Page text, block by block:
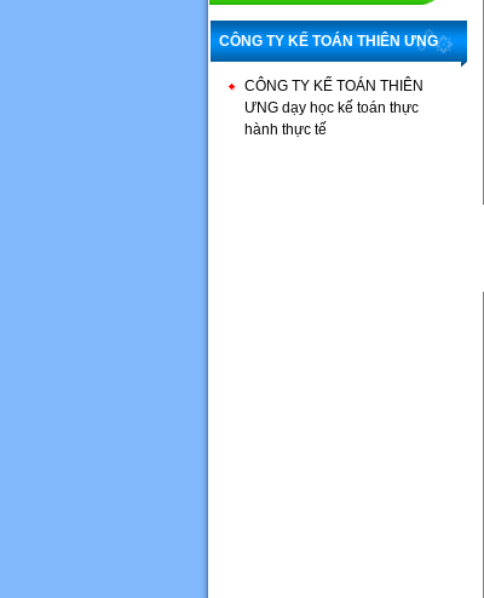
CÔNG TY KẾ TOÁN THIÊN ƯNG
CÔNG TY KẾ TOÁN THIÊN
ƯNG dạy học kế toán thực
hành thực tế